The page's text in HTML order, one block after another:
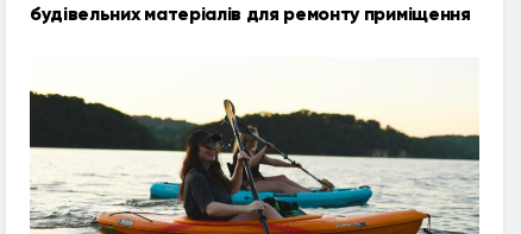
будівельних матеріалів для ремонту приміщення